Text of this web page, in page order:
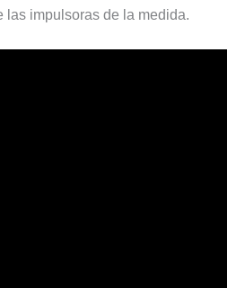
las impulsoras de la medida.